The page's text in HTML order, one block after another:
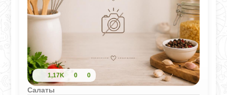
1,17K 0 0
Салаты